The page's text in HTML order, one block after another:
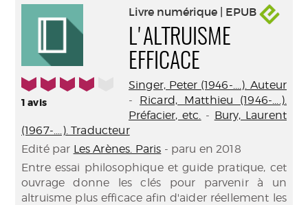
4/5
1avis
Livre numérique | EPUB
L'ALTRUISME
EFFICACE
Singer, Peter (1946-....). Auteur
- Ricard, Matthieu (1946-....).
Préfacier, etc. - Bury, Laurent
(1967-....). Traducteur
Edité par Les Arènes. Paris - paru en 2018
Entre essai philosophique et guide pratique, cet
ouvrage donne les clés pour parvenir à un
altruisme plus efficace afin d'aider réellement les